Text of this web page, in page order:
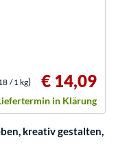
/ 1 kg) € 14,09
in Klärung
kreativ gestalten,